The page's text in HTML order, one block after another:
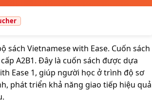
sách Vietnamese with Ease. Cuốn sách
A2B1. Đây là cuốn sách được dựa
Ease 1, giúp người học ở trình độ sơ
phát triển khả năng giao tiếp hiệu quả